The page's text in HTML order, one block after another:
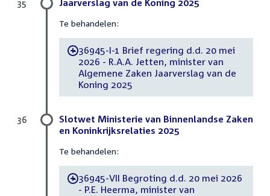
Jaarverslag van de Koning 2025
Te behandelen:
-36945-I-1 Brief regering d.d. 20 mei
2026 - R.A.A. Jetten, minister van
Algemene Zaken Jaarverslag van de
Koning 2025
35
Slotwet Ministerie van Binnenlandse Zaken
en Koninkrijksrelaties 2025
Te behandelen:
-36945-VII Begroting d.d. 20 mei 2026
- P.E. Heerma, minister van
36